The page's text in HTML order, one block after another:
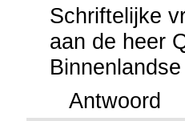
Schriftelijke
aan de heer
Antwoord